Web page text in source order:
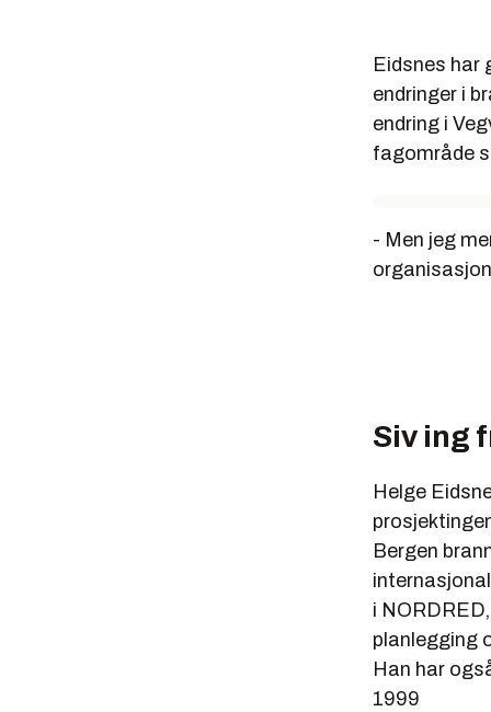
Eidsnes har
endringer i
endring i
fagområde
- Men jeg
Siv ing
Helge
Bergen
i
planlegging
Han har
1999